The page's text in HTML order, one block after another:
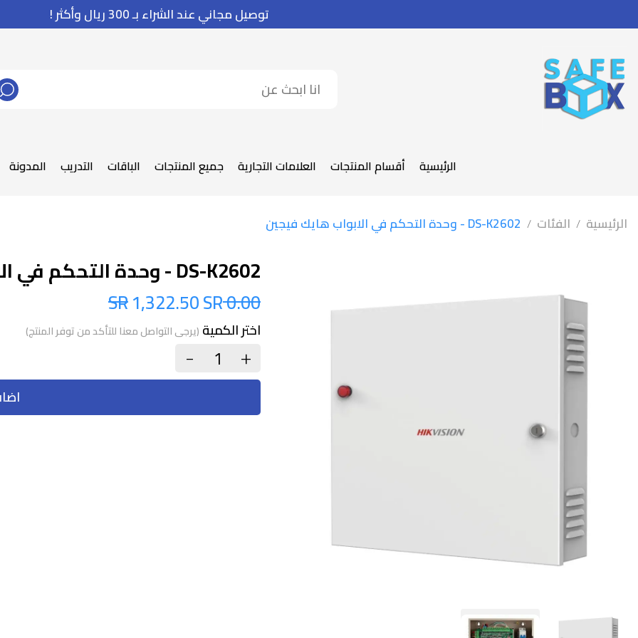
توصيل مجاني عند الشراء بـ 300 ريال وأكثر !
الرئيسية أقسام المنتجات العلامات التجارية جميع المنتجات الباقات التدريب المدونة
الرئيسية / الفئات / DS-K2602 - وحدة التحكم في الابواب هايك فيجين
DS-K2602 - وحدة التحكم في الابواب هايك فيجين
0.00 SR
1,322.50 SR
اختر الكمية (يرجى التواصل معنا للتأكد من توفر المنتج)
+
-